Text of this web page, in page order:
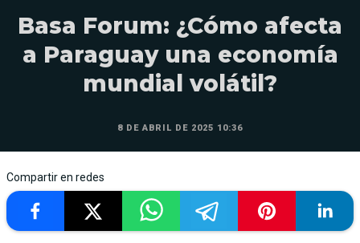
Basa Forum: ¿Cómo afecta
a Paraguay una economía
mundial volátil?
8 DE ABRIL DE 2025 10:36
Compartir en redes